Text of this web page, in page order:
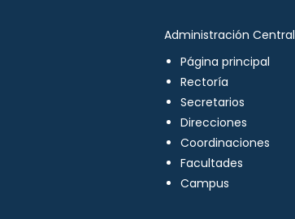
Administración Central
Página principal
Rectoría
Secretarios
Direcciones
Coordinaciones
Facultades
Campus